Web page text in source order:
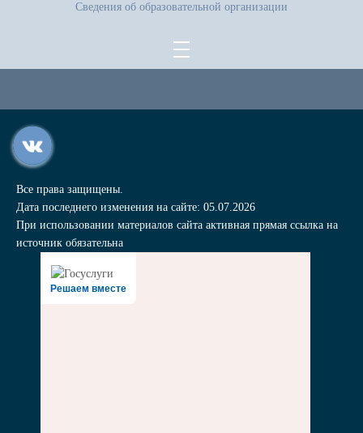
Сведения об образовательной организации
Все права защищены.
Дата последнего изменения на сайте: 05.07.2026
При использовании материалов сайта активная прямая ссылка на
источник обязательна
Решаем вместе